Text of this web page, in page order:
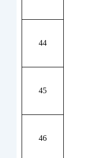
44
45
46